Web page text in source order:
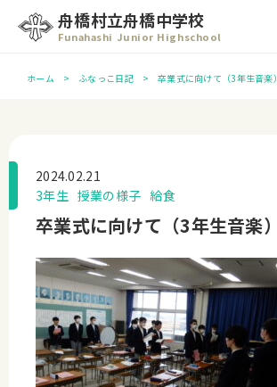
舟橋村立舟橋中学校
Funahashi Junior Highschool
ホーム ふなっこ日記 卒業式に向けて（3年生音楽）
2024.02.21
3年生 授業の様子 給食
卒業式に向けて（3年生音楽）